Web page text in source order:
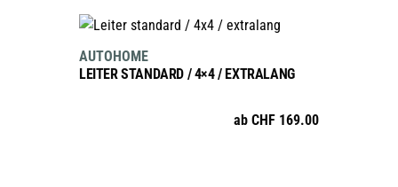
AUSFÜHRUNG WÄHLEN
Dieses
weist
Varianten
LEITER STANDARD / 4×4 / EXTRALANG
ab CHF 169.00
AUTOHOME